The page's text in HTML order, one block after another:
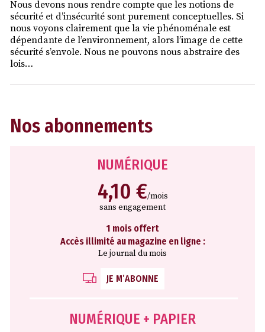
Nous devons nous rendre compte que les notions de
sécurité et d’insécurité sont purement conceptuelles. Si
nous voyons clairement que la vie phénoménale est
dépendante de l’environnement, alors l’image de cette
sécurité s’envole. Nous ne pouvons nous abstraire des
lois…
Nos abonnements
NUMÉRIQUE
4,10 €/mois
sans engagement
1 mois offert
Accès illimité au magazine en ligne :
Le journal du mois
JE M’ABONNE
NUMÉRIQUE + PAPIER